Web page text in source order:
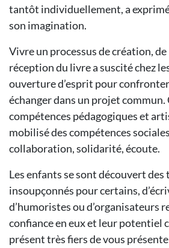
tantôt individuellement, a
son imagination.
Vivre un processus de création,
réception du livre a suscité chez
ouverture d’esprit pour
échanger dans un projet commun.
compétences pédagogiques et
mobilisé des compétences
collaboration, solidarité, écoute.
Les enfants se sont découvert des
insoupçonnés pour certains,
d’humoristes ou d’organisateurs
confiance en eux et leur potentiel
présent très fiers de vous